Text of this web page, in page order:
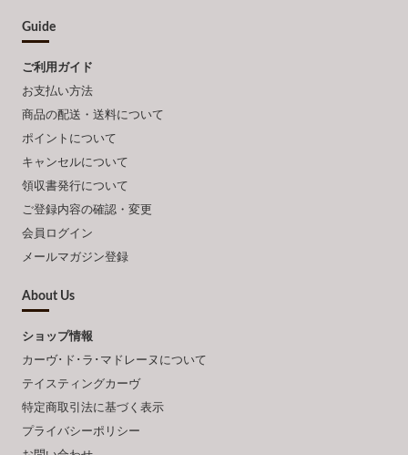
Guide
ご利用ガイド
お支払い方法
商品の配送・送料について
ポイントについて
キャンセルについて
領収書発行について
ご登録内容の確認・変更
会員ログイン
メールマガジン登録
About Us
ショップ情報
カーヴ･ド･ラ･マドレーヌについて
テイスティングカーヴ
特定商取引法に基づく表示
プライバシーポリシー